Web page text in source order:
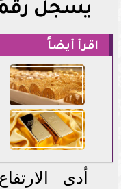
يسجل
اقرأ أيضاً
أدى